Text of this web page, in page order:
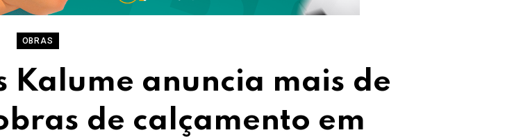
OBRAS
Kalume anuncia mais de
de calçamento em